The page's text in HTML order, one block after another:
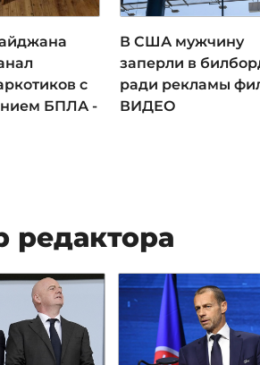
с
БПЛА -
В США мужчину
заперли в
ради рекламы
ВИДЕО
редактора